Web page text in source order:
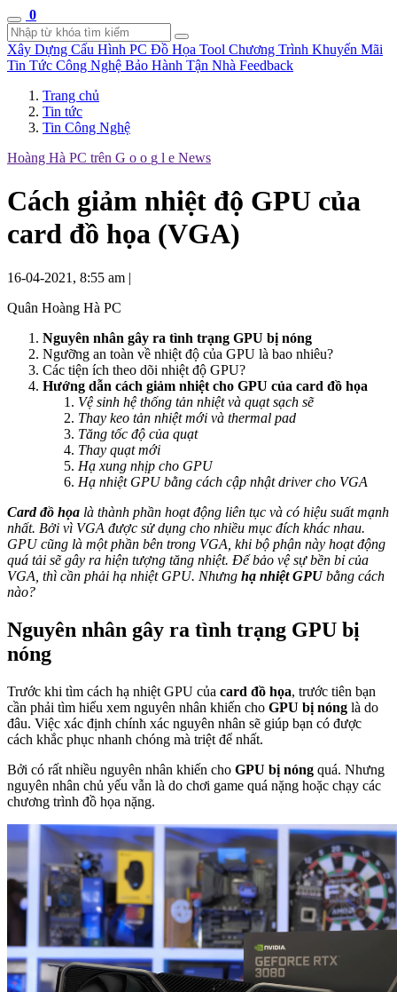
0
Xây Dựng Cấu Hình PC Đồ Họa Tool Chương Trình Khuyến Mãi
Tin Tức Công Nghệ Bảo Hành Tận Nhà Feedback
Trang chủ
Tin tức
Tin Công Nghệ
Hoàng Hà PC trên G o o g l e News
Cách giảm nhiệt độ GPU của
card đồ họa (VGA)
16-04-2021, 8:55 am |
Quân Hoàng Hà PC
Nguyên nhân gây ra tình trạng GPU bị nóng
Ngưỡng an toàn về nhiệt độ của GPU là bao nhiêu?
Các tiện ích theo dõi nhiệt độ GPU?
Hướng dẫn cách giảm nhiệt cho GPU của card đồ họa
Vệ sinh hệ thống tản nhiệt và quạt sạch sẽ
Thay keo tản nhiệt mới và thermal pad
Tăng tốc độ của quạt
Thay quạt mới
Hạ xung nhịp cho GPU
Hạ nhiệt GPU bằng cách cập nhật driver cho VGA
Card đồ họa là thành phần hoạt động liên tục và có hiệu suất mạnh
nhất. Bởi vì VGA được sử dụng cho nhiều mục đích khác nhau.
GPU cũng là một phần bên trong VGA, khi bộ phận này hoạt động
quá tải sẽ gây ra hiện tượng tăng nhiệt. Để bảo vệ sự bền bỉ của
VGA, thì cần phải hạ nhiệt GPU. Nhưng hạ nhiệt GPUbằng cách
nào?
Nguyên nhân gây ra tình trạng GPU bị
nóng
Trước khi tìm cách hạ nhiệt GPU của card đồ họa, trước tiên bạn
cần phải tìm hiểu xem nguyên nhân khiến cho GPU bị nóng là do
đâu. Việc xác định chính xác nguyên nhân sẽ giúp bạn có được
cách khắc phục nhanh chóng mà triệt để nhất.
Bởi có rất nhiều nguyên nhân khiến cho GPU bị nóng quá. Nhưng
nguyên nhân chủ yếu vẫn là do chơi game quá nặng hoặc chạy các
chương trình đồ họa nặng.